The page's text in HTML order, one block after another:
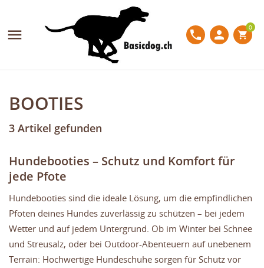
 phone person shopping_cart
0
BOOTIES
3 Artikel gefunden
Hundebooties – Schutz und Komfort für
jede Pfote
Hundebooties sind die ideale Lösung, um die empfindlichen
Pfoten deines Hundes zuverlässig zu schützen – bei jedem
Wetter und auf jedem Untergrund. Ob im Winter bei Schnee
und Streusalz, oder bei Outdoor-Abenteuern auf unebenem
Terrain: Hochwertige Hundeschuhe sorgen für Schutz vor
MY WISHLISTS
add_circle_outline Create new list
((MODALTITLE))
((confirmMessage))
WUNSCHLISTE ERSTELLEN
NAME DER WUNSCHLISTE
Abbrechen
ANMELDEN
Sie müssen angemeldet sein, um Artikel Ihrer
Wunschliste hinzufügen zu können.